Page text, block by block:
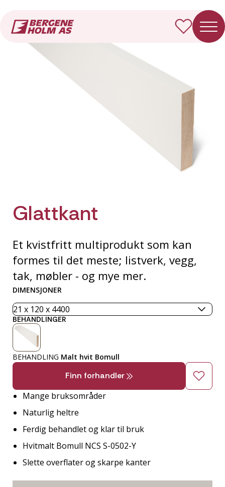
Glattkant
Et kvistfritt multiprodukt som kan
formes til det meste; listverk, vegg,
tak, møbler - og mye mer.
DIMENSJONER
BEHANDLINGER
BEHANDLING Malt hvit Bomull
Finn forhandler
Mange bruksområder
Naturlig heltre
Ferdig behandlet og klar til bruk
Hvitmalt Bomull NCS S-0502-Y
Slette overflater og skarpe kanter